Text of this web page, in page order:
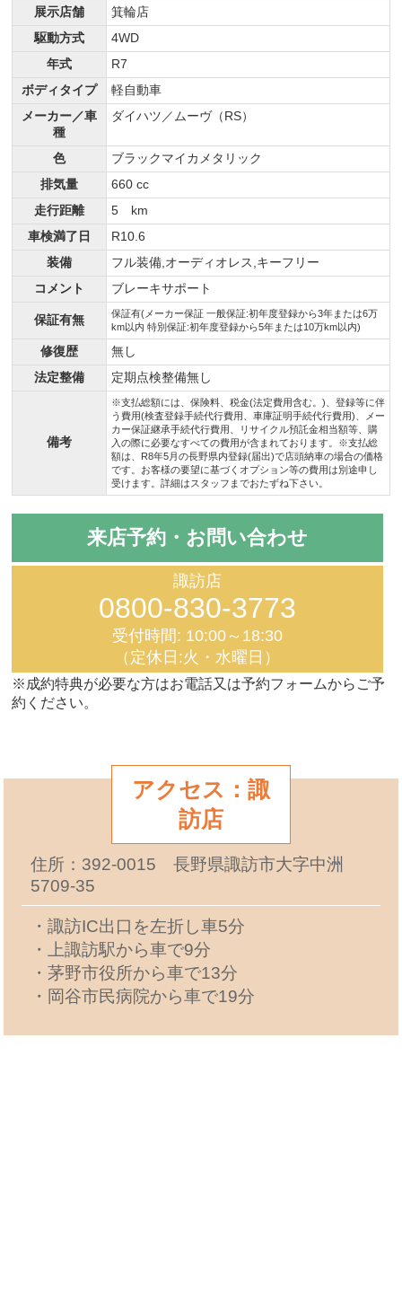
展示店舗
箕輪店
駆動方式
4WD
年式
R7
ボディタイプ
軽自動車
メーカー／車
種
ダイハツ／ムーヴ（RS）
色
ブラックマイカメタリック
排気量
660 cc
走行距離
5 km
車検満了日
R10.6
装備
フル装備,オーディオレス,キーフリー
コメント
ブレーキサポート
保証有無
保証有(メーカー保証 一般保証:初年度登録から3年または6万
km以内 特別保証:初年度登録から5年または10万km以内)
修復歴
無し
法定整備
定期点検整備無し
備考
※支払総額には、保険料、税金(法定費用含む。)、登録等に伴
う費用(検査登録手続代行費用、車庫証明手続代行費用)、メー
カー保証継承手続代行費用、リサイクル預託金相当額等、購
入の際に必要なすべての費用が含まれております。※支払総
額は、R8年5月の長野県内登録(届出)で店頭納車の場合の価格
です。お客様の要望に基づくオプション等の費用は別途申し
受けます。詳細はスタッフまでおたずね下さい。
来店予約・お問い合わせ
諏訪店
0800-830-3773
受付時間: 10:00～18:30
（定休日:火・水曜日）
※成約特典が必要な方はお電話又は予約フォームからご予
約ください。
アクセス：諏
訪店
住所：392-0015 長野県諏訪市大字中洲
5709-35
・諏訪IC出口を左折し車5分
・上諏訪駅から車で9分
・茅野市役所から車で13分
・岡谷市民病院から車で19分